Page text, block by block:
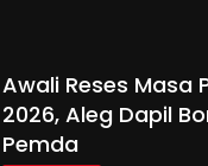
Awali Reses Masa
2026, Aleg Dapil
Pemda